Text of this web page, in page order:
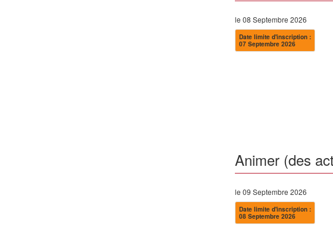
le 08 Septembre 2026
Date limite d'inscription :
07 Septembre 2026
Animer (des
le 09 Septembre 2026
Date limite d'inscription :
08 Septembre 2026